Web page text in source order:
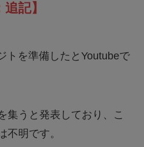
記】
トを準備したとYoutubeで
集うと発表しており、こ
不明です。